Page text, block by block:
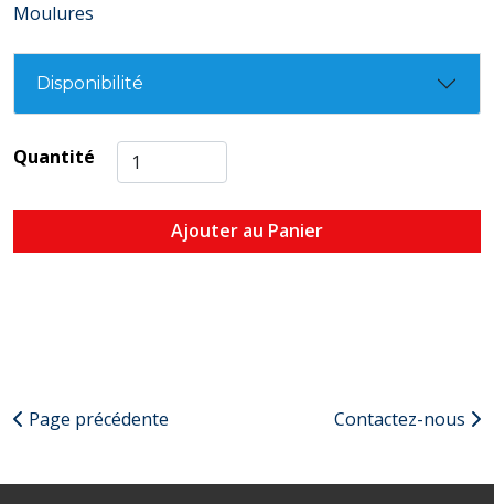
Moulures
Disponibilité
Quantité
Ajouter au Panier
Page précédente Contactez-nous